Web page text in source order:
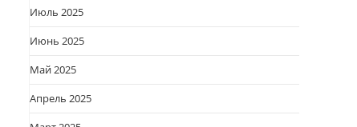
Июль 2025
Июнь 2025
Май 2025
Апрель 2025